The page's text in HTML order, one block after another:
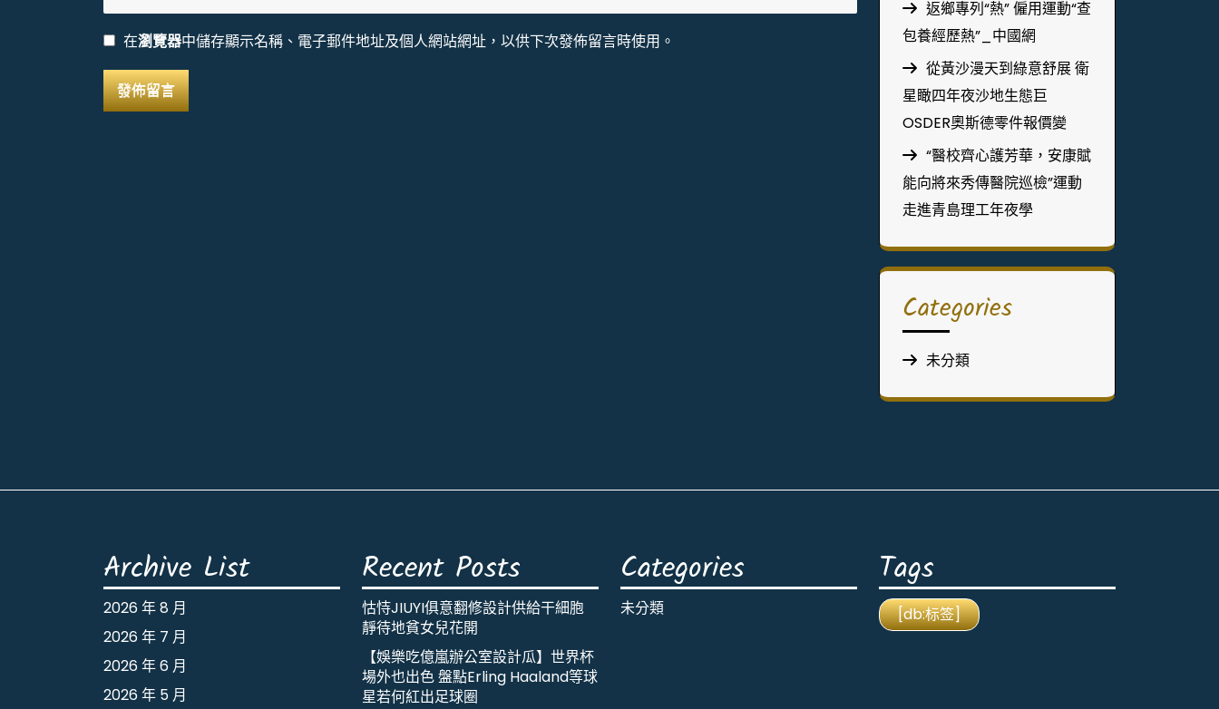
在瀏覽器中儲存顯示名稱、電子郵件地址及個人網站網址，以供下次發佈留言時使用。
返鄉專列“熱” 僱用運動“查
包養經歷熱”_中國網
從黃沙漫天到綠意舒展 衛
星瞰四年夜沙地生態巨
OSDER奧斯德零件報價變
“醫校齊心護芳華，安康賦
能向將來秀傳醫院巡檢”運動
走進青島理工年夜學
Categories
未分類
Archive List
2026 年 8 月
2026 年 7 月
2026 年 6 月
2026 年 5 月
Recent Posts
怙恃JIUYI俱意翻修設計供給干細胞
靜待地貧女兒花開
【娛樂吃億嵐辦公室設計瓜】世界杯
場外也出色 盤點Erling Haaland等球
星若何紅出足球圈
Categories
未分類
Tags
[db:标签]